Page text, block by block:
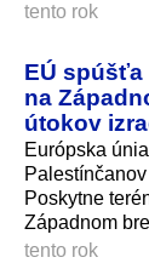
tento rok
EÚ
na
útokov
Európska
Poskytne
Západnom
tento rok